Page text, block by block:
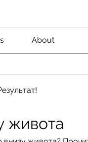
About
живота